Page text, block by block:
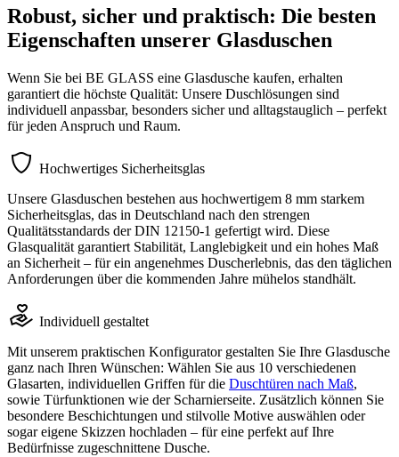
Robust, sicher und praktisch: Die besten
Eigenschaften unserer Glasduschen
Wenn Sie bei BE GLASS eine Glasdusche kaufen, erhalten
garantiert die höchste Qualität: Unsere Duschlösungen sind
individuell anpassbar, besonders sicher und alltagstauglich – perfekt
für jeden Anspruch und Raum.
Hochwertiges Sicherheitsglas
Unsere Glasduschen bestehen aus hochwertigem 8 mm starkem
Sicherheitsglas, das in Deutschland nach den strengen
Qualitätsstandards der DIN 12150-1 gefertigt wird. Diese
Glasqualität garantiert Stabilität, Langlebigkeit und ein hohes Maß
an Sicherheit – für ein angenehmes Duscherlebnis, das den täglichen
Anforderungen über die kommenden Jahre mühelos standhält.
Individuell gestaltet
Mit unserem praktischen Konfigurator gestalten Sie Ihre Glasdusche
ganz nach Ihren Wünschen: Wählen Sie aus 10 verschiedenen
Glasarten, individuellen Griffen für die Duschtüren nach Maß,
sowie Türfunktionen wie der Scharnierseite. Zusätzlich können Sie
besondere Beschichtungen und stilvolle Motive auswählen oder
sogar eigene Skizzen hochladen – für eine perfekt auf Ihre
Bedürfnisse zugeschnittene Dusche.